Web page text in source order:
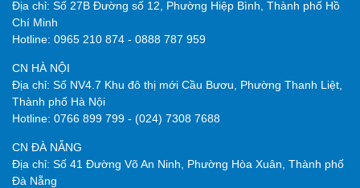
Địa chỉ: Số 27B Đường số 12, Phường Hiệp Bình, Thành phố Hồ
Chí Minh
Hotline: 0965 210 874 - 0888 787 959
CN HÀ NỘI
Địa chỉ: Số NV4.7 Khu đô thị mới Cầu Bươu, Phường Thanh Liệt,
Thành phố Hà Nội
Hotline: 0766 899 799 - (024) 7308 7688
CN ĐÀ NẴNG
Địa chỉ: Số 41 Đường Võ An Ninh, Phường Hòa Xuân, Thành phố
Đà Nẵng